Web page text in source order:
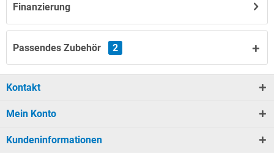
Finanzierung
Passendes Zubehör 2
Kontakt
Mein Konto
Kundeninformationen